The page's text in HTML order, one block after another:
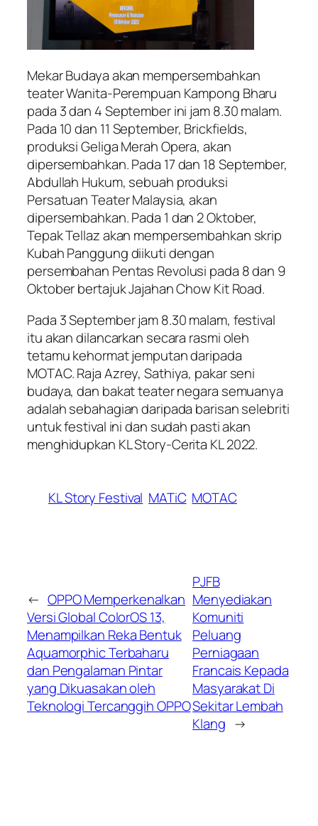
Mekar Budaya akan mempersembahkan
teater Wanita-Perempuan Kampong Bharu
pada 3 dan 4 September ini jam 8.30 malam.
Pada 10 dan 11 September, Brickfields,
produksi Geliga Merah Opera, akan
dipersembahkan. Pada 17 dan 18 September,
Abdullah Hukum, sebuah produksi
Persatuan Teater Malaysia, akan
dipersembahkan. Pada 1 dan 2 Oktober,
Tepak Tellaz akan mempersembahkan skrip
Kubah Panggung diikuti dengan
persembahan Pentas Revolusi pada 8 dan 9
Oktober bertajuk Jajahan Chow Kit Road.
Pada 3 September jam 8.30 malam, festival
itu akan dilancarkan secara rasmi oleh
tetamu kehormat jemputan daripada
MOTAC. Raja Azrey, Sathiya, pakar seni
budaya, dan bakat teater negara semuanya
adalah sebahagian daripada barisan selebriti
untuk festival ini dan sudah pasti akan
menghidupkan KL Story-Cerita KL 2022.
KL Story Festival MATiC MOTAC
← OPPO Memperkenalkan
Versi Global ColorOS 13,
Menampilkan Reka Bentuk
Aquamorphic Terbaharu
dan Pengalaman Pintar
yang Dikuasakan oleh
Teknologi Tercanggih OPPO
PJFB
Menyediakan
Komuniti
Peluang
Perniagaan
Francais Kepada
Masyarakat Di
Sekitar Lembah
Klang →